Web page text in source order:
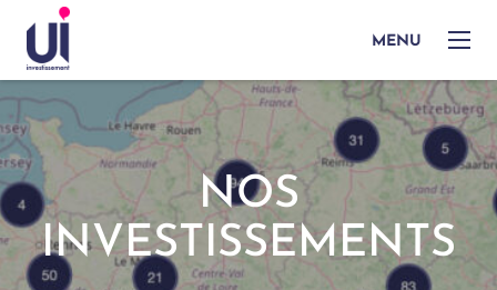
MENU
NOS
INVESTISSEMENTS